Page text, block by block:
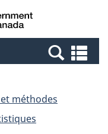
Canada
et
méthodes